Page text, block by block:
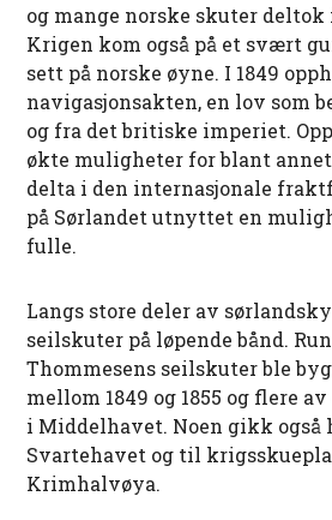
og mange norske skuter
Krigen kom også på et svært
sett på norske øyne. I 1849
navigasjonsakten, en lov som
og fra det britiske imperiet.
økte muligheter for blant
delta i den internasjonale
på Sørlandet utnyttet en
fulle.
Langs store deler av
seilskuter på løpende bånd.
Thommesens seilskuter ble
mellom 1849 og 1855 og flere
i Middelhavet. Noen gikk også
Svartehavet og til
Krimhalvøya.